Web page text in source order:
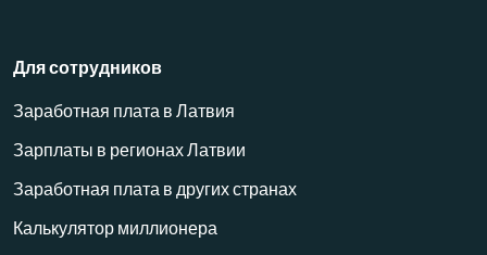
Для сотрудников
Заработная плата в Латвия
Зарплаты в регионах Латвии
Заработная плата в других странах
Калькулятор миллионера